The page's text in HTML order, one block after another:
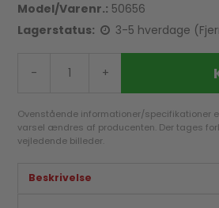
Model/Varenr.: 50656
Lagerstatus:
3-5 hverdage
- +
Ovenstående informationer/specifikationer
varsel ændres af producenten. Der tages
vejledende billeder.
Beskrivelse